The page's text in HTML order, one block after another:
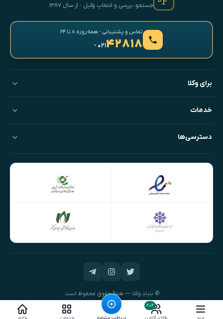
۲۰۲
جستجو، بررسی و انتخابِ وکیل · از سال ۱۳۸۷
تماس و پشتیبانی · همه‌روزه ۸ تا ۲۴
۴۲۸۱۸- ۰۲۱
برای وکلا
خدمات
دسترسی‌ها
© بنیادِ وکلا — همهٔ حقوق محفوظ است.
طراحی و توسعه:نیک‌داده‌پرداز